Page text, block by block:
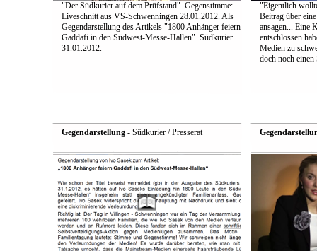
"Der Südkurier auf dem Prüfstand". Gegenstimme:
Liveschnitt aus VS-Schwenningen 28.01.2012. Als
Gegendarstellung des Artikels "1800 Anhänger feiern
Gaddafi in den Südwest-Messe-Hallen". Südkurier
31.01.2012.
"Eigentlich
Beitrag über
ansagen... Eine
entschlossen
Medien zu
doch noch
Gegendarstellung- Südkurier / Presserat